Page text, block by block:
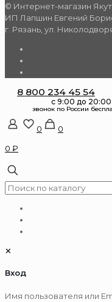
© Интернет-магазин
ИП Лапшин Евгений
г. Рязань, ул.
8 800 234 45 54
0
0
0 ₽
✕
Вход
Имя пользователя или